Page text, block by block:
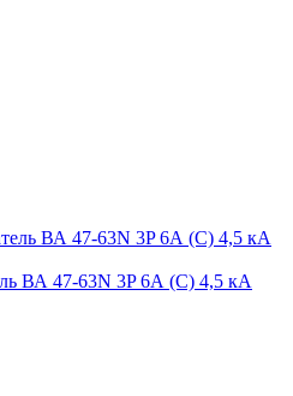
ВА 47-63N 3P 6А (C) 4,5 кА